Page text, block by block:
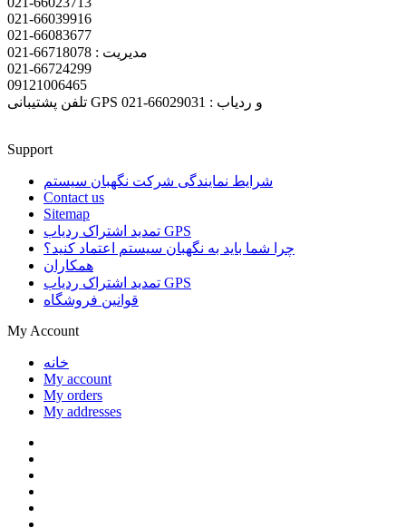
021-66039916
021-66083677
مدیریت : 66718078-021
021-66724299
09121006465
تلفن پشتیبانی GPS و ردیاب : 66029031-021
Support
شرایط نمایندگی شرکت نگهبان سیستم
Contact us
Sitemap
تمدید اشتراک ردیاب GPS
چرا شما باید به نگهبان سیستم اعتماد کنید؟
همکاران
تمدید اشتراک ردیاب GPS
قوانین فروشگاه
My Account
خانه
My account
My orders
My addresses